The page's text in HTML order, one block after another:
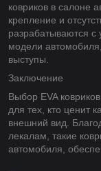
ковриков в салоне
крепление и
разрабатываются с
модели
выступы.
Заключение
Выбор EVA
для тех, кто ценит
внешний вид.
лекалам, такие
автомобиля,